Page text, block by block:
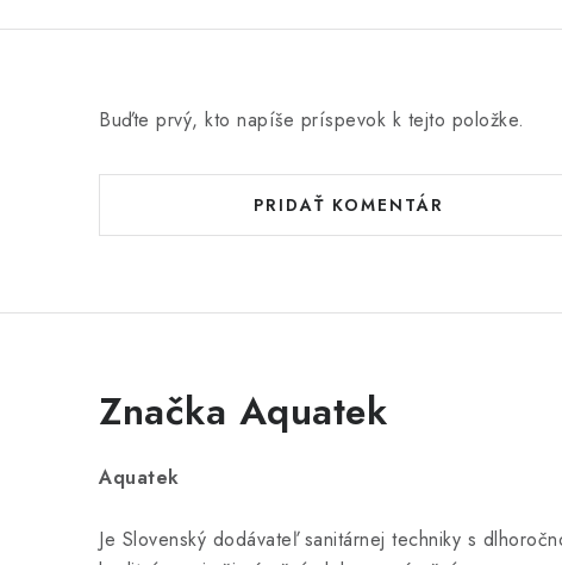
Buďte prvý, kto napíše príspevok k tejto položke.
PRIDAŤ KOMENTÁR
Značka Aquatek
Aquatek
Je Slovenský dodávateľ sanitárnej techniky s